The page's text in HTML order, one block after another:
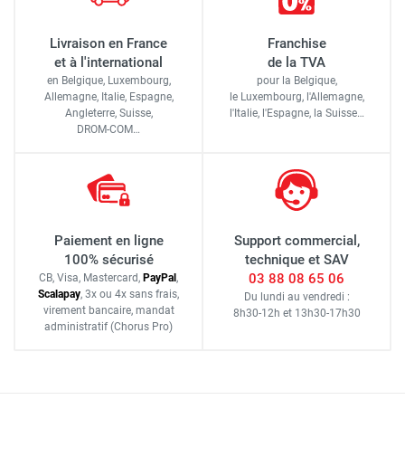
Livraison en France
et à l'international
en Belgique, Luxembourg,
Allemagne, Italie, Espagne,
Angleterre, Suisse,
DROM-COM…
Franchise
de la TVA
pour la Belgique,
le Luxembourg, l'Allemagne,
l'Italie, l'Espagne, la Suisse…
Paiement en ligne
100% sécurisé
CB, Visa, Mastercard, PayPal,
Scalapay, 3x ou 4x sans frais,
virement bancaire, mandat
administratif (Chorus Pro)
Support commercial,
technique et SAV
03 88 08 65 06
Du lundi au vendredi :
8h30-12h et 13h30-17h30